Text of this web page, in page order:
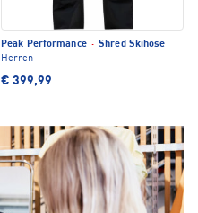
Peak Performance · Shred Skihose
Herren
€ 399,99